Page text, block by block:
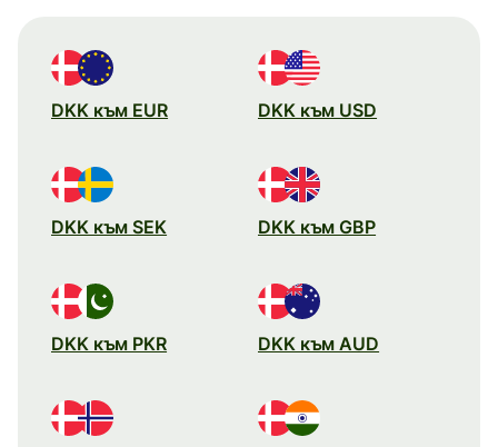
DKK към EUR DKK към USD
DKK към SEK DKK към GBP
DKK към PKR DKK към AUD